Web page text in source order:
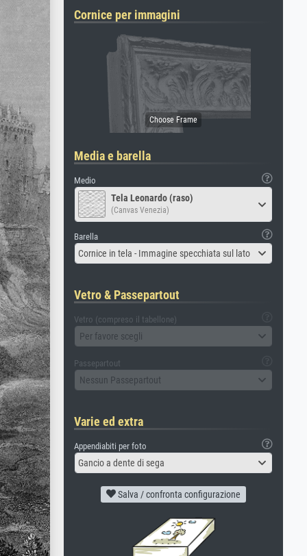
Cornice per immagini
Media e barella
Medio
Tela Leonardo (raso)
(Canvas Venezia)
Barella
Cornice in tela - Immagine specchiata sul lato
Vetro & Passepartout
Vetro (compreso il tabellone)
Per favore scegli
Passepartout
Nessun Passepartout
Varie ed extra
Appendiabiti per foto
Gancio a dente di sega
Salva / confronta configurazione